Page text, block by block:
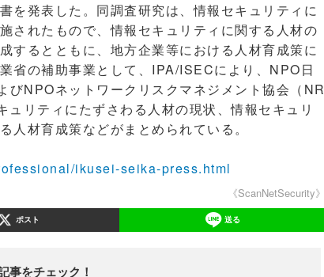
を発表した。同調査研究は、情報セキュリティに
されたもので、情報セキュリティに関する人材の
するとともに、地方企業等における人材育成策に
省の補助事業として、IPA/ISECにより、NPO日
NPOネットワークリスクマネジメント協会（NR
リティにたずさわる人材の現状、情報セキュリ
人材育成策などがまとめられている。
ikusei-seika-press.html
《ScanNetSecurity》
ポスト 送る
事をチェック！